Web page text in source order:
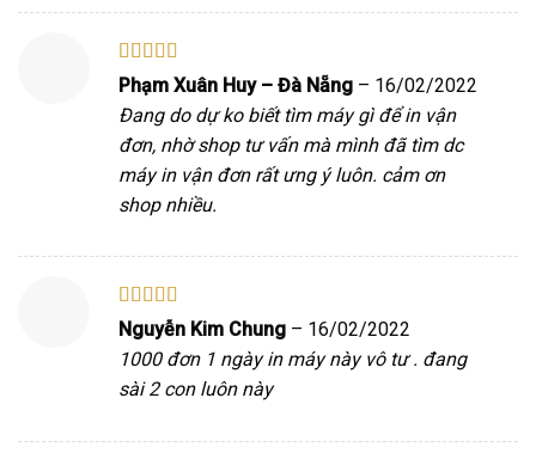
Được xếp
hạng5 5 sao
Phạm Xuân Huy – Đà Nẵng – 16/02/2022
Đang do dự ko biết tìm máy gì để in vận
đơn, nhờ shop tư vấn mà mình đã tìm dc
máy in vận đơn rất ưng ý luôn. cảm ơn
shop nhiều.
Được xếp
hạng55 sao
Nguyễn Kim Chung – 16/02/2022
1000 đơn 1 ngày in máy này vô tư . đang
sài 2 con luôn này